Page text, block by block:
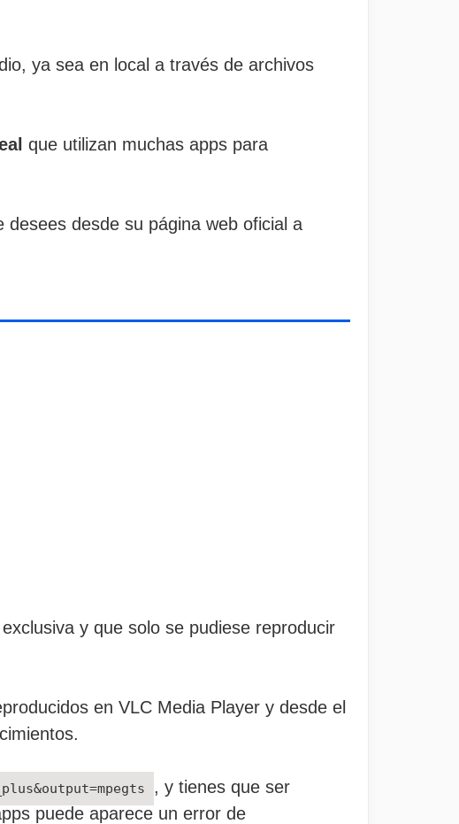
ya sea en local a través de archivos
que utilizan muchas apps para
desde su página web oficial a
y que solo se pudiese reproducir
en VLC Media Player y desde el
, y tienes que ser
puede aparece un error de